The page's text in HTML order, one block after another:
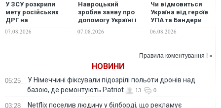
У ЗСУ розкрили
мету російських
ДРГ на
Вовчанському
напрямку
07.08.2026
Навроцький
зробив заяву про
допомогу Україні і
згадав про
"бандерівські
07.08.2026
Чи відмовиться
Україна від героїв
УПА та Бандери
заради ЄС: посол у
Польщі відповів на
06.08.2026
Правила коментування ! »
НОВИНИ
05:25
У Німеччині фіксували підозрілі польоти дронів над
базою, де ремонтують Patriot
13 0
03:28
Netflix поселив людину у білборді, що рекламує